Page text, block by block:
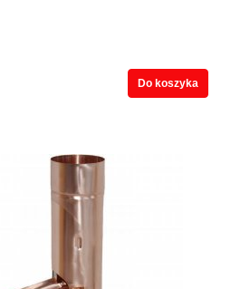
Do koszyka